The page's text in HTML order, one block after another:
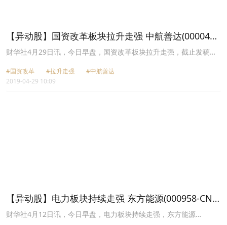
【异动股】国资改革板块拉升走强 中航善达(000043-
CN)等股涨停
财华社4月29日讯，今日早盘，国资改革板块拉升走强，截止发稿，
12.56元，林海股份(600099-CN)涨停报8.94元，号百控股(600640-
CN)涨7.48%报19.12元，重庆百货(600729-CN)涨5.75%报34.39
#国资改革 #拉升走强
#中航善达
2019-04-29 10:09
【异动股】电力板块持续走强 东方能源(000958-CN)5
连板涨停
财华社4月12日讯，今日早盘，电力板块持续走强，东方能源